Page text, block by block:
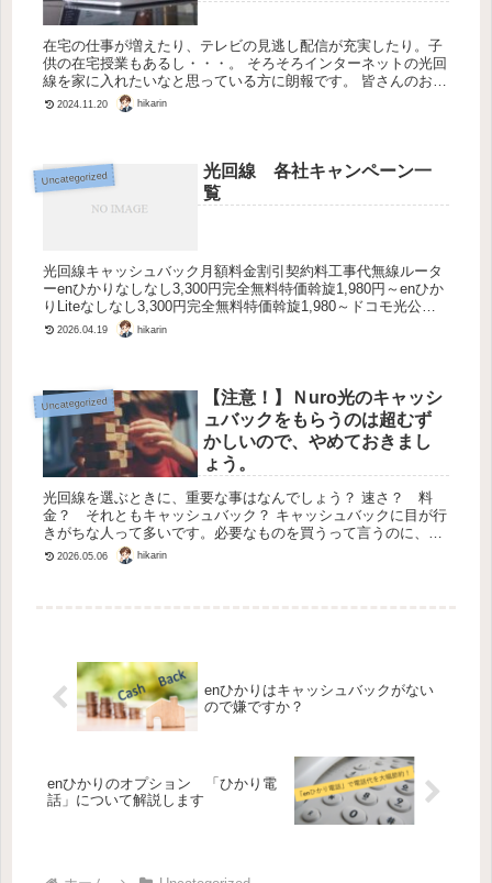
在宅の仕事が増えたり、テレビの見逃し配信が充実したり。子
供の在宅授業もあるし・・・。 そろそろインターネットの光回
線を家に入れたいなと思っている方に朗報です。 皆さんのお悩
みは、ざっとこんな具合でしょう・ １）光回線っていうの？
どうやった...
2024.11.20 hikarin
Uncategorized
光回線 各社キャンペーン一
覧
光回線キャッシュバック月額料金割引契約料工事代無線ルータ
ーenひかりなしなし3,300円完全無料特価斡旋1,980円～enひか
りLiteなしなし3,300円完全無料特価斡旋1,980～ドコモ光公式
20,000円（ｄポイント）なし3,300円...
2026.04.19 hikarin
Uncategorized
【注意！】Ｎuro光のキャッシ
ュバックをもらうのは超むず
かしいので、やめておきまし
ょう。
光回線を選ぶときに、重要な事はなんでしょう？ 速さ？ 料
金？ それともキャッシュバック？ キャッシュバックに目が行
きがちな人って多いです。必要なものを買うって言うのに、何
万円ものお金をもらえるなんて、誰が考えたのか判りません
が、ありがたい話...
2026.05.06 hikarin
enひかりはキャッシュバックがない
ので嫌ですか？
enひかりのオプション 「ひかり電
話」について解説します